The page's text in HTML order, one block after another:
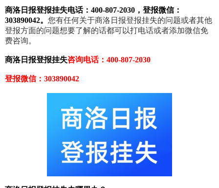
商洛日报登报挂失电话：400-807-2030，登报微信：
303890042。 您有任何关于商洛日报登报挂失的问题或者其他
登报方面的问题想要了解的话都可以打电话或者添加微信免
费咨询。
商洛日报登报挂失咨询电话：400-807-2030
登报微信：303890042